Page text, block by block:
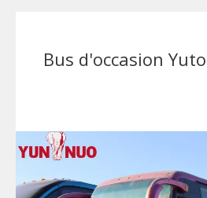
Bus d'occasion